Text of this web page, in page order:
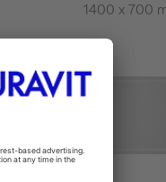
1400 x 700